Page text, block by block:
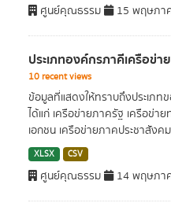
ศูนย์คุณธรรม 15 พฤษภา
ประเภทองค์กรภาคีเครือข่
10 recent views
ข้อมูลที่แสดงให้ทราบถึงประเภ
ได้แก่ เครือข่ายภาครัฐ เครือข่า
เอกชน เครือข่ายภาคประชาสัง
XLSX CSV
ศูนย์คุณธรรม 14 พฤษภา